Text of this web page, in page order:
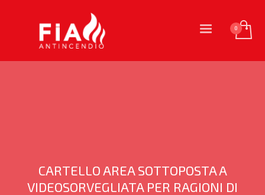
CARTELLO AREA SOTTOPOSTA A
VIDEOSORVEGLIATA PER RAGIONI DI